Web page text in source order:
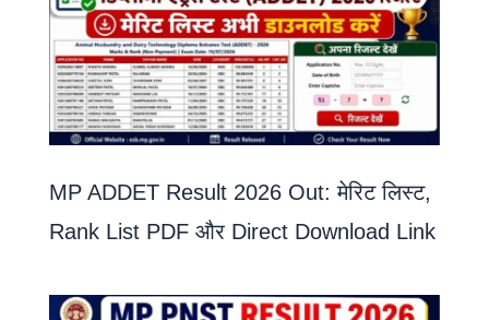
MP ADDET Result 2026 Out: मेरिट लिस्ट,
Rank List PDF और Direct Download Link